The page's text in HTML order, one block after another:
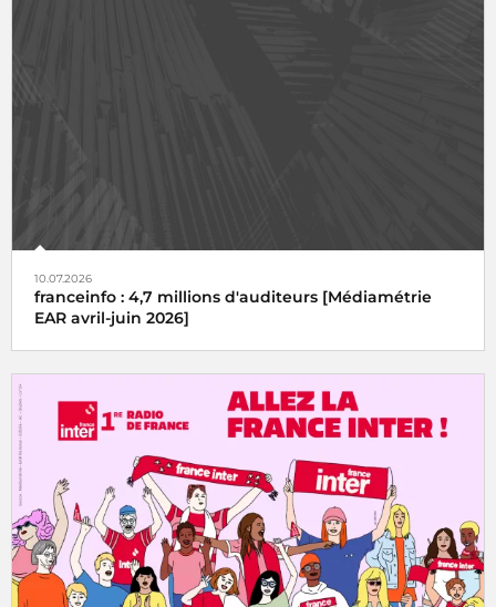
10.07.2026
franceinfo : 4,7 millions d'auditeurs [Médiamétrie
EAR avril-juin 2026]